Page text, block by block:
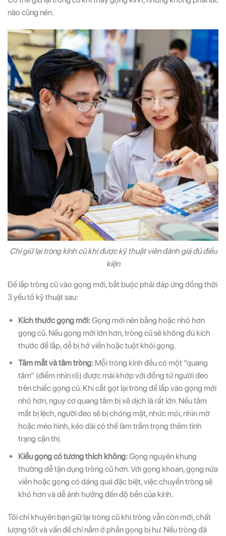
nào cũng nên.
Chỉ giữ lại tròng kính cũ khi được kỹ thuật viên đánh giá đủ điều
kiện
Để lắp tròng cũ vào gọng mới, bắt buộc phải đáp ứng đồng thời
3 yếu tố kỹ thuật sau:
Kích thước gọng mới:Gọng mới nên bằng hoặc nhỏ hơn
gọng cũ. Nếu gọng mới lớn hơn, tròng cũ sẽ không đủ kích
thước để lắp, dễ bị hở viền hoặc tuột khỏi gọng.
Tâm mắt và tâm tròng:Mỗi tròng kính đều có một “quang
tâm” (điểm nhìn rõ) được mài khớp với đồng tử người đeo
trên chiếc gọng cũ. Khi cắt gọt lại tròng để lắp vào gọng mới
nhỏ hơn, nguy cơ quang tâm bị xê dịch là rất lớn. Nếu tâm
mắt bị lệch, người đeo sẽ bị chóng mặt, nhức mỏi, nhìn mờ
hoặc méo hình, kéo dài có thể làm trầm trọng thêm tình
trạng cận thị.
Kiểu gọng có tương thích không:Gọng nguyên khung
thường dễ tận dụng tròng cũ hơn. Với gọng khoan, gọng nửa
viền hoặc gọng có dáng quá đặc biệt, việc chuyển tròng sẽ
khó hơn và dễ ảnh hưởng đến độ bền của kính.
Tôi chỉ khuyên bạn giữ lại tròng cũ khi tròng vẫn còn mới, chất
lượng tốt và vấn đề chỉ nằm ở phần gọng bị hư. Nếu tròng đã